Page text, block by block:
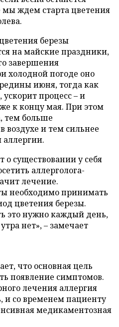
мы ждем старта цветения
березы
на майские праздники,
завершения
холодной погоде оно
июня, тогда как
ускорит процесс – и
к концу мая. При этом
тем больше
и тем сильнее
о существовании у себя
аллерголога-
лечение.
необходимо принимать
цветения березы.
это нужно каждый день,
нет», – замечает
что основная цель
появление симптомов.
лечения аллергия
и со временем пациенту
медикаментозная